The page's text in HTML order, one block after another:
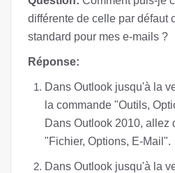
différente de celle par défaut
standard pour mes e-mails ?
Réponse:
Dans Outlook jusqu'à la
la commande "Outils,
Dans Outlook 2010, allez
"Fichier, Options, E-Mail".
Dans Outlook jusqu'à la